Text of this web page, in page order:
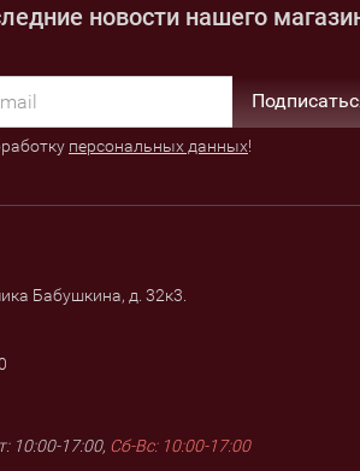
новости нашего
персональных данных!
Бабушкина, д. 32к3.
10:00-17:00, Сб-Вс: 10:00-17:00